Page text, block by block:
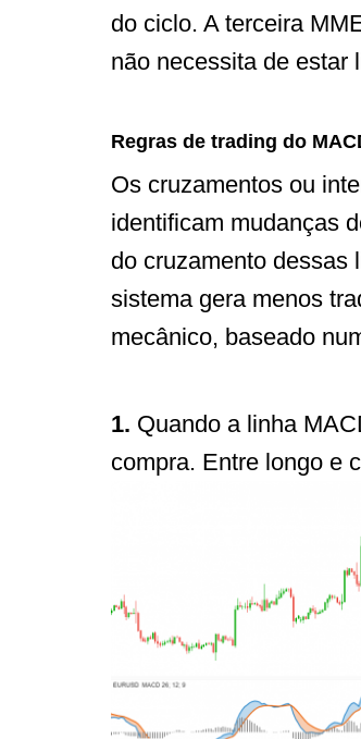
do ciclo. A terceira
não necessita de estar
Regras de trading do
Os cruzamentos ou
identificam mudanças
do cruzamento dessas
sistema gera menos
mecânico, baseado
1. Quando a linha
compra. Entre longo e